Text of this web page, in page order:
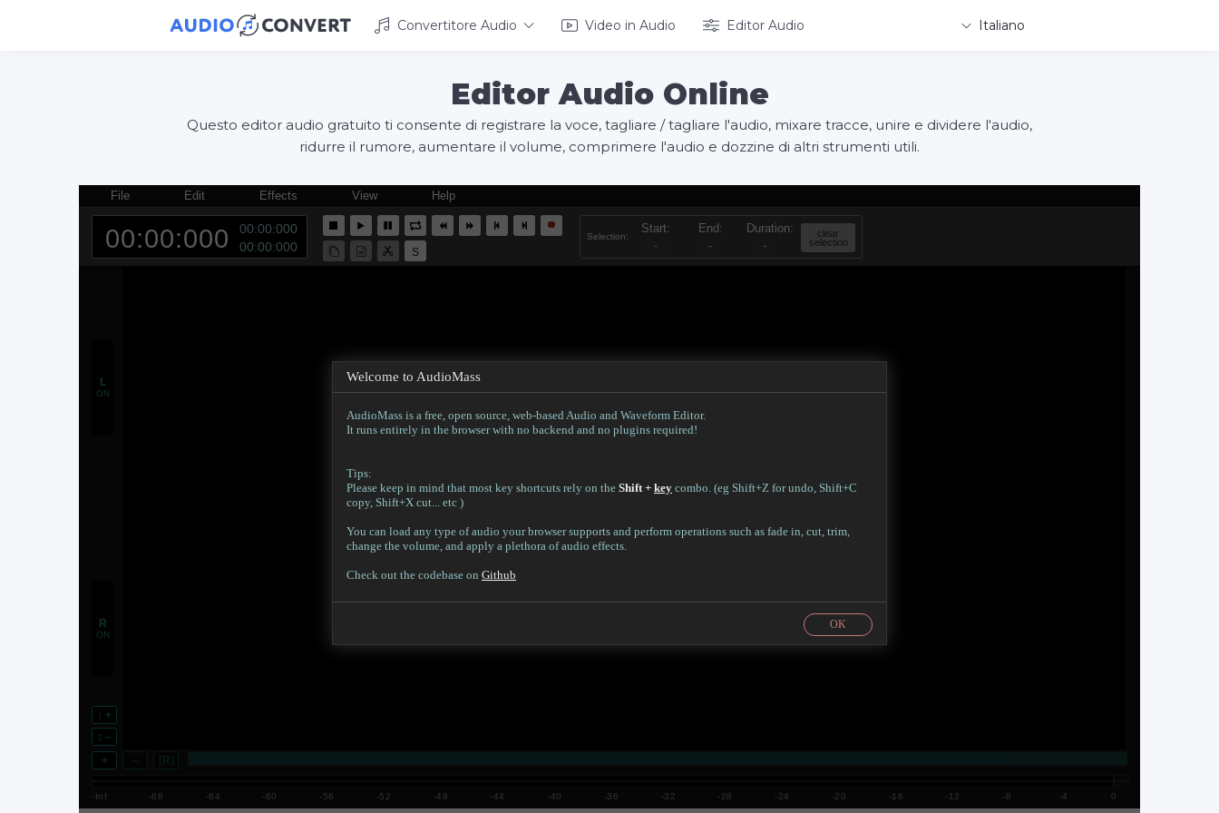
Convertitore Audio Video in Audio Editor Audio Italiano
Editor Audio Online
Questo editor audio gratuito ti consente di registrare la voce, tagliare / tagliare l'audio, mixare tracce, unire e dividere l'audio,
ridurre il rumore, aumentare il volume, comprimere l'audio e dozzine di altri strumenti utili.